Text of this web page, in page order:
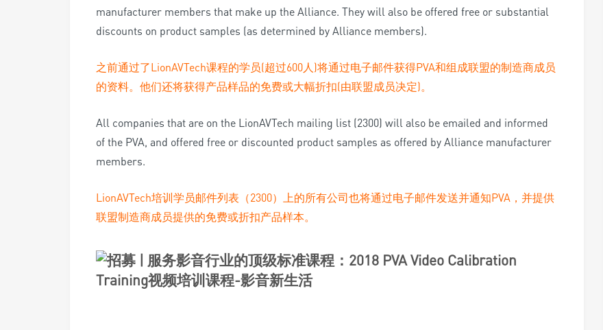
manufacturer members that make up the Alliance. They will also be offered free or substantial
discounts on product samples (as determined by Alliance members).
之前通过了LionAVTech课程的学员(超过600人)将通过电子邮件获得PVA和组成联盟的制造商成员
的资料。他们还将获得产品样品的免费或大幅折扣(由联盟成员决定)。
All companies that are on the LionAVTech mailing list (2300) will also be emailed and informed
of the PVA, and offered free or discounted product samples as offered by Alliance manufacturer
members.
LionAVTech培训学员邮件列表（2300）上的所有公司也将通过电子邮件发送并通知PVA，并提供
联盟制造商成员提供的免费或折扣产品样本。